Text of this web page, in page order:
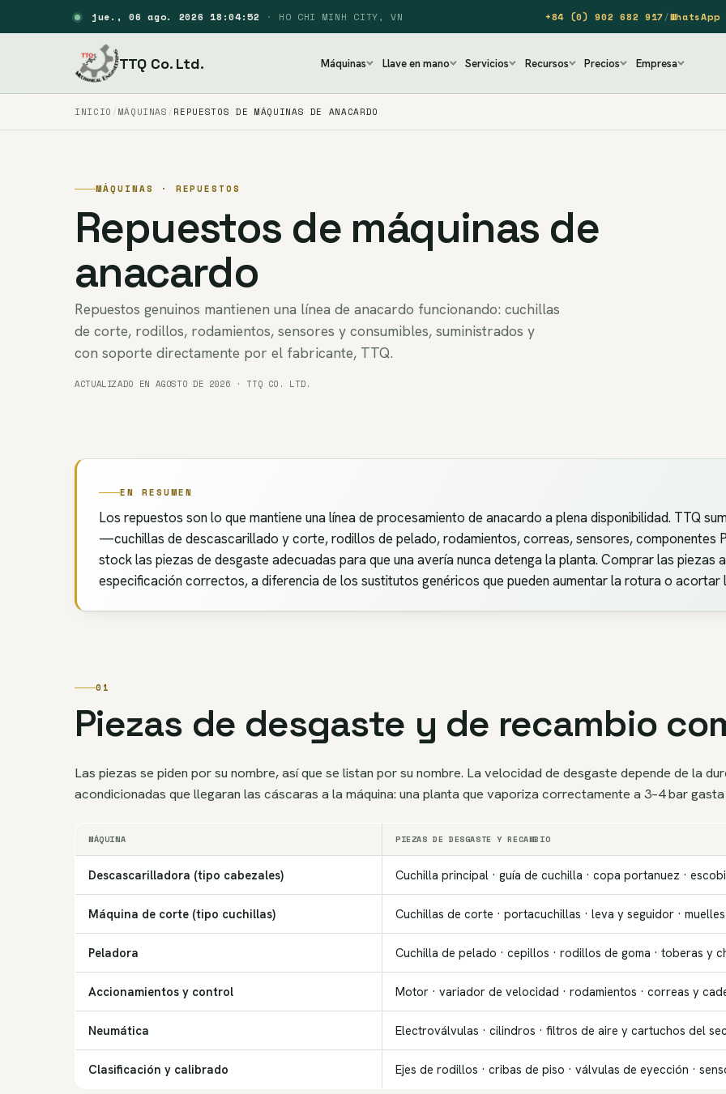
jue., 06 ago. 2026 18:04:53 · HO CHI MINH CITY, VN +84 (0) 902 682 917/WhatsApp
TTQ Co. Ltd. Máquinas Llave en mano Servicios Recursos Precios Empresa
INICIO MÁQUINAS REPUESTOS DE MÁQUINAS DE ANACARDO
MÁQUINAS · REPUESTOS
Repuestos de máquinas de
anacardo
Repuestos genuinos mantienen una línea de anacardo funcionando: cuchillas
de corte, rodillos, rodamientos, sensores y consumibles, suministrados y
con soporte directamente por el fabricante, TTQ.
ACTUALIZADO EN AGOSTO DE 2026 · TTQ CO. LTD.
EN RESUMEN
Los repuestos son lo que mantiene una línea de procesamiento de anacardo a plena disponibilidad. TTQ
—cuchillas de descascarillado y corte, rodillos de pelado, rodamientos, correas, sensores, componentes
stock las piezas de desgaste adecuadas para que una avería nunca detenga la planta. Comprar las piezas
especificación correctos, a diferencia de los sustitutos genéricos que pueden aumentar la rotura o acortar
01
Piezas de desgaste y de recambio
Las piezas se piden por su nombre, así que se listan por su nombre. La velocidad de desgaste depende de la
acondicionadas que llegaran las cáscaras a la máquina: una planta que vaporiza correctamente a 3–4 bar
MÁQUINA PIEZAS DE DESGASTE Y RECAMBIO
Descascarilladora (tipo cabezales) Cuchilla principal · guía de cuchilla · copa portanuez ·
Máquina de corte (tipo cuchillas) Cuchillas de corte · portacuchillas · leva y seguidor ·
Peladora Cuchilla de pelado · cepillos · rodillos de goma · toberas y
Accionamientos y control Motor · variador de velocidad · rodamientos · correas y
Neumática Electroválvulas · cilindros · filtros de aire y cartuchos del
Clasificación y calibrado Ejes de rodillos · cribas de piso · válvulas de eyección ·